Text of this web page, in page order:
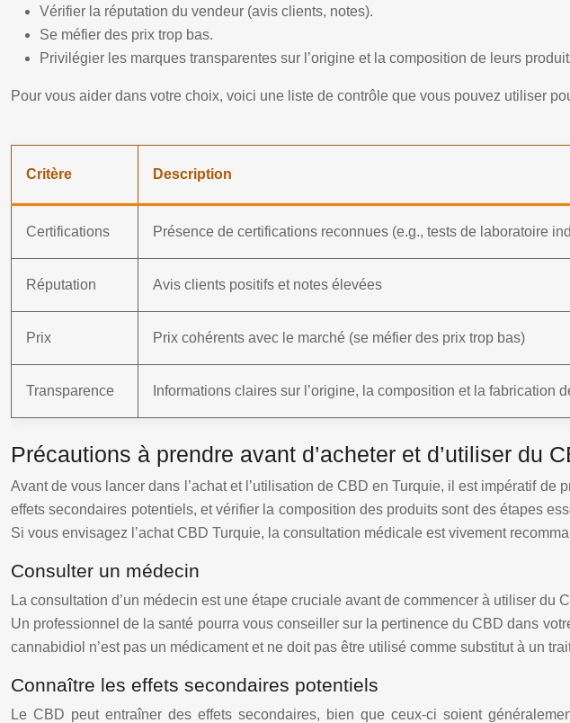
Vérifier la réputation du vendeur (avis clients, notes).
Se méfier des prix trop bas.
Privilégier les marques transparentes sur l’origine et la composition de leurs
Pour vous aider dans votre choix, voici une liste de contrôle que vous pouvez utiliser
Critère Description
Certifications Présence de certifications reconnues (e.g., tests de laboratoire
Réputation Avis clients positifs et notes élevées
Prix Prix cohérents avec le marché (se méfier des prix trop bas)
Transparence Informations claires sur l’origine, la composition et la fabrication
Précautions à prendre avant d’acheter et d’utiliser du
Avant de vous lancer dans l’achat et l’utilisation de CBD en Turquie, il est impératif
effets secondaires potentiels, et vérifier la composition des produits sont des étapes
Si vous envisagez l’achat CBD Turquie, la consultation médicale est vivement
Consulter un médecin
La consultation d’un médecin est une étape cruciale avant de commencer à utiliser
Un professionnel de la santé pourra vous conseiller sur la pertinence du CBD dans
cannabidiol n’est pas un médicament et ne doit pas être utilisé comme substitut à un
Connaître les effets secondaires potentiels
Le CBD peut entraîner des effets secondaires, bien que ceux-ci soient